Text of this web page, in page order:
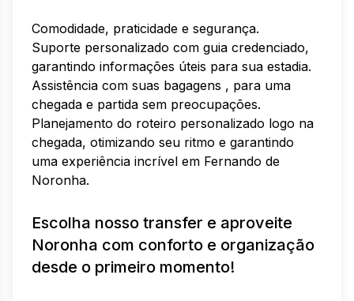
Comodidade, praticidade e segurança.
Suporte personalizado com guia credenciado,
garantindo informações úteis para sua estadia.
Assistência com suas bagagens , para uma
chegada e partida sem preocupações.
Planejamento do roteiro personalizado logo na
chegada, otimizando seu ritmo e garantindo
uma experiência incrível em Fernando de
Noronha.
Escolha nosso transfer e aproveite
Noronha com conforto e organização
desde o primeiro momento!